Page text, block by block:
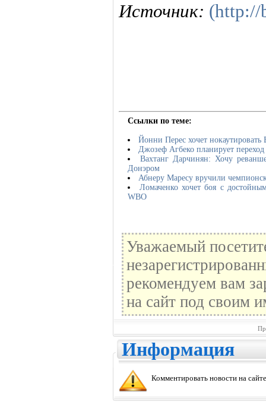
Источник: (http://
Ссылки по теме:
Йонни Перес хочет нокаутировать
Джозеф Агбеко планирует переход
Вахтанг Дарчинян: Хочу
Донэром
Абнеру Маресу вручили
Ломаченко хочет боя с
WBO
Уважаемый
рекомендуем вам
на сайт под своим
Информация
Комментировать новости на